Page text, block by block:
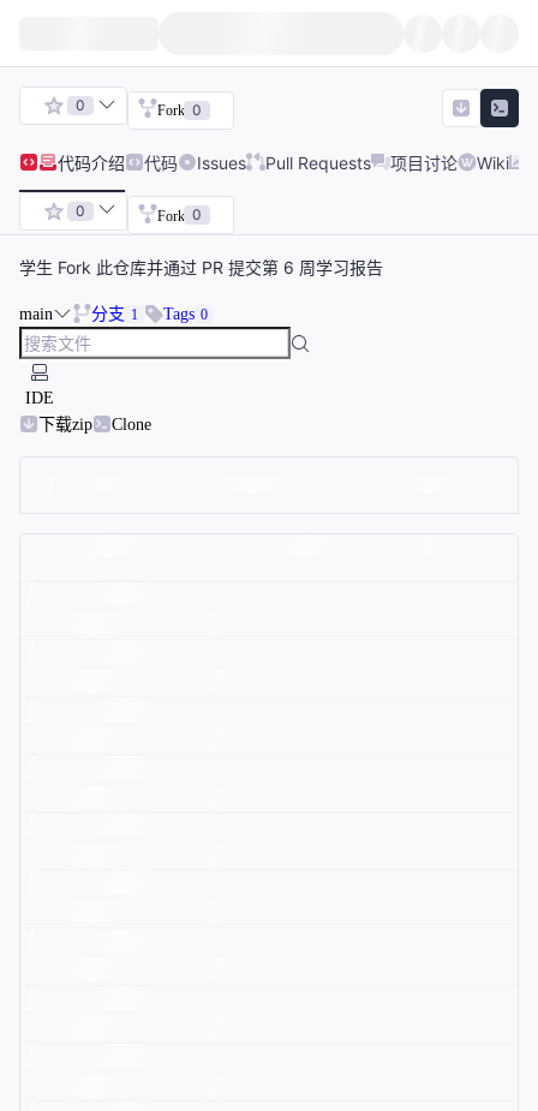
0 Fork 0
代码介绍 代码 Issues Pull Requests 项目讨论 Wiki
0 Fork 0
学生 Fork 此仓库并通过 PR 提交第 6 周学习报告
main 分支 1 Tags 0
IDE
下载zip
Clone